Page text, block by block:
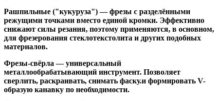
Рашпильные ("кукуруза")— фрезы с разделёнными
режущими точками вместо единой кромки. Эффективно
снижают силы резания, поэтому применяются, в основном,
для фрезерования стеклотекстолита и других подобных
материалов.
Фрезы-свёрла — универсальный
металлообрабатывающий инструмент. Позволяет
сверлить, раскраивать, снимать фаску.и формировать V-
образую канавку по необходимости.